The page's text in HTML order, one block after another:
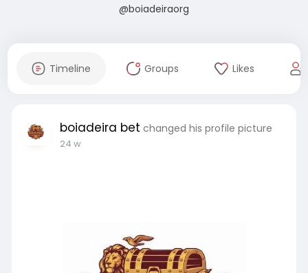
@boiadeiraorg
Timeline Groups Likes
boiadeira bet changed his profile picture
24 w